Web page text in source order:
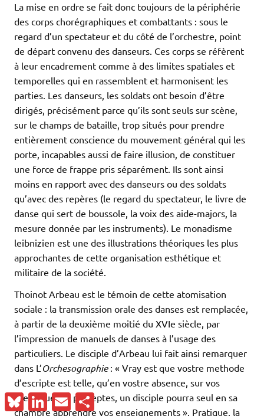
La mise en ordre se fait donc toujours de la périphérie
des corps chorégraphiques et combattants : sous le
regard d’un spectateur et du côté de l’orchestre, point
de départ convenu des danseurs. Ces corps se réfèrent
à leur encadrement comme à des limites spatiales et
temporelles qui en rassemblent et harmonisent les
parties. Les danseurs, les soldats ont besoin d’être
dirigés, précisément parce qu’ils sont seuls sur scène,
sur le champs de bataille, trop situés pour prendre
entièrement conscience du mouvement général qui les
porte, incapables aussi de faire illusion, de constituer
une force de frappe pris séparément. Ils sont ainsi
moins en rapport avec des danseurs ou des soldats
qu’avec des repères (le regard du spectateur, le livre de
danse qui sert de boussole, la voix des aide-majors, la
mesure donnée par les instruments). Le monadisme
leibnizien est une des illustrations théoriques les plus
approchantes de cette organisation esthétique et
militaire de la société.
Thoinot Arbeau est le témoin de cette atomisation
sociale : la transmission orale des danses est remplacée,
à partir de la deuxième moitié du XVIe siècle, par
l’impression de manuels de danses à l’usage des
particuliers. Le disciple d’Arbeau lui fait ainsi remarquer
dans L’Orchesographie: « Vray est que vostre methode
d’escripte est telle, qu’en vostre absence, sur vos
theoriques et preceptes, un disciple pourra seul en sa
chambre apprendre vos enseignements ». Pratique, la
BlueskyLinkedInEmail Partager